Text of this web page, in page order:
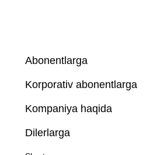
Abonentlarga
Korporativ abonentlarga
Kompaniya haqida
Dilerlarga